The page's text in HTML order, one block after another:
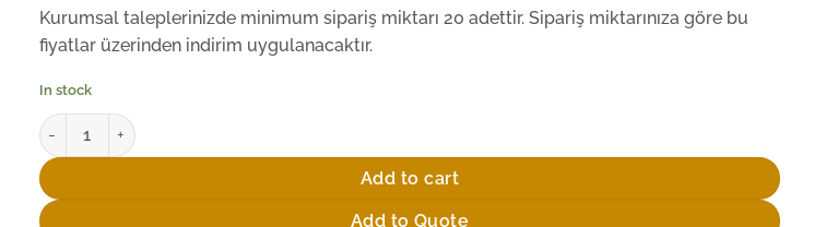
Kurumsal taleplerinizde minimum sipariş miktarı 20 adettir. Sipariş miktarınıza göre bu
fiyatlar üzerinden indirim uygulanacaktır.
In stock
Elsanat Selçuklu Yıldızı Kahve Takımı quantity
Add to cart
Add to Quote